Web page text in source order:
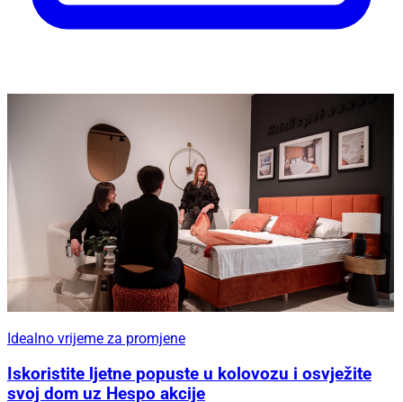
Idealno vrijeme za promjene
Iskoristite ljetne popuste u kolovozu i osvježite
svoj dom uz Hespo akcije